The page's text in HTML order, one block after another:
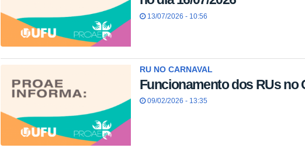
13/07/2026 - 10:56
RU NO CARNAVAL
Funcionamento dos RUs no
09/02/2026 - 13:35